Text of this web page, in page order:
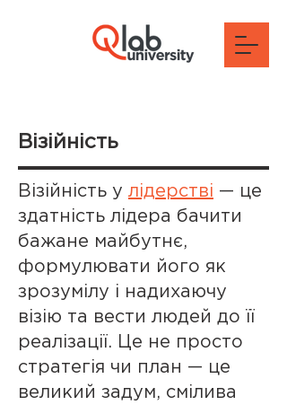
Візійність
Візійність у лідерстві — це
здатність лідера бачити
бажане майбутнє,
формулювати його як
зрозумілу і надихаючу
візію та вести людей до її
реалізації. Це не просто
стратегія чи план — це
великий задум, смілива